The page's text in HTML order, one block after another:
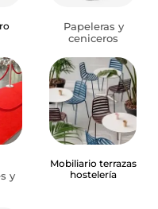
Papeleras y
ceniceros
y
Mobiliario terrazas
hostelería